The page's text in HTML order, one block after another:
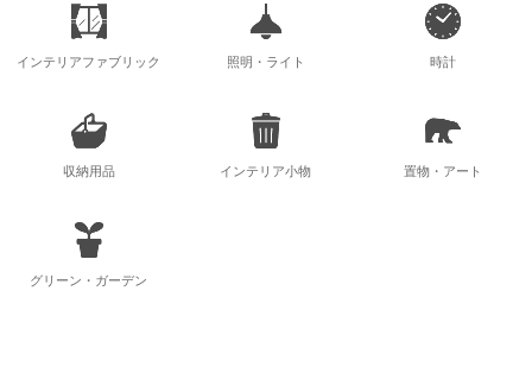
インテリアファブリック 照明・ライト 時計
収納用品 インテリア小物 置物・アート
グリーン・ガーデン